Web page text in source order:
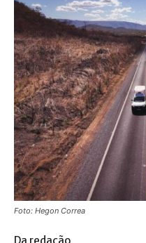
Foto: Hegon Correa